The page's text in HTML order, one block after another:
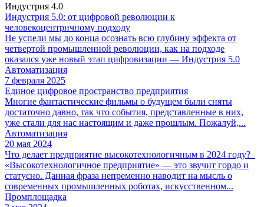
Индустрия 4.0
Индустрия 5.0: от цифровой революции к
человекоцентричному подходу
Не успели мы до конца осознать всю глубину эффекта от
четвертой промышленной революции, как на подходе
оказался уже новый этап цифровизации — Индустрия 5.0
Автоматизация
7 февраля 2025
Единое цифровое пространство предприятия
Многие фантастические фильмы о будущем были сняты
достаточно давно, так что события, представленные в них,
уже стали для нас настоящим и даже прошлым. Пожалуй,...
Автоматизация
20 мая 2024
Что делает предприятие высокотехнологичным в 2024 году?
«Высокотехнологичное предприятие» — это звучит гордо и
статусно. Данная фраза непременно наводит на мысль о
современных промышленных роботах, искусственном...
Промплощадка